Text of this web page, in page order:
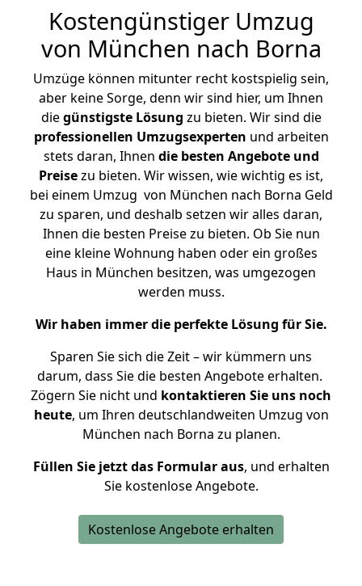
Kostengünstiger Umzug
von München nach Borna
Umzüge können mitunter recht kostspielig sein,
aber keine Sorge, denn wir sind hier, um Ihnen
diegünstigste Lösung zu bieten. Wir sind die
professionellen Umzugsexperten und arbeiten
stets daran, Ihnen die besten Angebote und
Preisezu bieten. Wir wissen, wie wichtig es ist,
bei einem Umzug von München nach Borna Geld
zu sparen, und deshalb setzen wir alles daran,
Ihnen die besten Preise zu bieten. Ob Sie nun
eine kleine Wohnung haben oder ein großes
Haus in München besitzen, was umgezogen
werden muss.
Wir haben immer die perfekte Lösung für Sie.
Sparen Sie sich die Zeit – wir kümmern uns
darum, dass Sie die besten Angebote erhalten.
Zögern Sie nicht und kontaktieren Sie uns noch
heute, um Ihren deutschlandweiten Umzug von
München nach Borna zu planen.
Füllen Sie jetzt das Formular aus, und erhalten
Sie kostenlose Angebote.
Kostenlose Angebote erhalten